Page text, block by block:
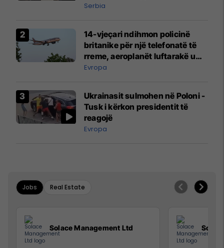
Serbia
14-vjeçari ndihmon policinë
britanike për një telefonatë të
rreme, aeroplanët luftarakë u
ngritën në ajër për të
Mançesterit
Evropa
Ukrainasit sulmohen në Poloni -
Tusk i kërkon presidentit të
reagojë
Evropa
Jobs Real Estate
Solace Management Ltd